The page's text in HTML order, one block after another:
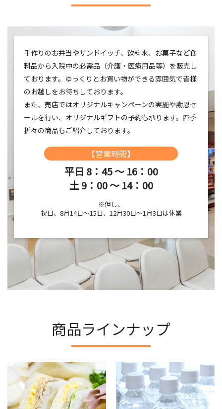
手作りのお弁当やサンドイッチ、飲料水、お菓子など食
料品から入院中の必需品（介護・医療用品等）を販売し
ております。ゆっくりとお買い物ができる雰囲気で皆様
のお越しをお待ちしております。
また、売店ではオリジナルキャンペーンの実施や謝恩セ
ールを行い、オリジナルギフトの予約も承ります。四季
折々の商品もご紹介しております。
【営業時間】
平日 8：45 ～ 16：00
土 9：00 ～ 14：00
※但し、
祝日、8月14日～15日、12月30日～1月3日は休業
商品ラインナップ